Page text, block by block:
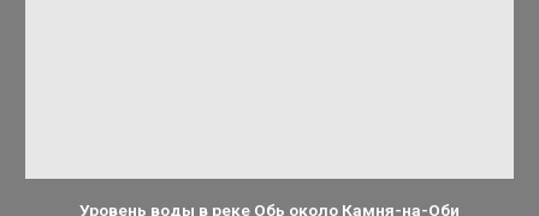
Уровень воды в реке Обь около Камня-на-Оби